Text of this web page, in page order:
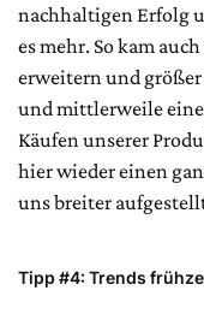
nachhaltigen Erfolg
es mehr. So kam
erweitern und
und mittlerweile
Käufen unserer
hier wieder einen
uns breiter
Tipp #4: Trends